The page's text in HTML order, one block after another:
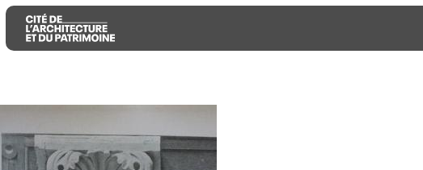
au
contenu
principal
au
menu
principal
à
la
recherche